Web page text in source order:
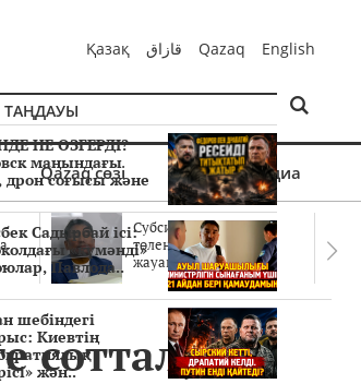
Қазақ قازاق Qazaq English
Qazaq сөзі Мультимедиа
Субсидиялар заңды
төленген бе? Соттағы
жауаптар айыптау..
сотталуы
ТАҢДАУЫ
НЕ ӨЗГЕРДІ?
маңындағы
дрон соғысы және
Садырбай ісі:
«күмәнді»
Павлода..
шебіндегі
Киевтің
жән..